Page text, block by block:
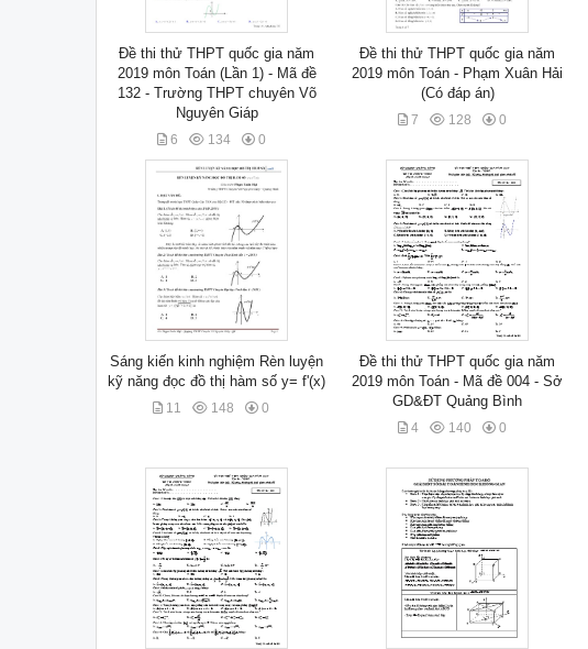
Đề thi thử THPT quốc gia năm
2019 môn Toán (Lần 1) - Mã đề
132 - Trường THPT chuyên Võ
Nguyên Giáp
6 134 0
Đề thi thử THPT quốc gia năm
2019 môn Toán - Phạm Xuân Hải
(Có đáp án)
7 128 0
Sáng kiến kinh nghiệm Rèn luyện
kỹ năng đọc đồ thị hàm số y= f'(x)
11 148 0
Đề thi thử THPT quốc gia năm
2019 môn Toán - Mã đề 004 - Sở
GD&ĐT Quảng Bình
4 140 0